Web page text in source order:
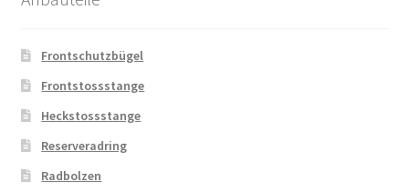
Frontschutzbügel
Frontstossstange
Heckstossstange
Reserveradring
Radbolzen